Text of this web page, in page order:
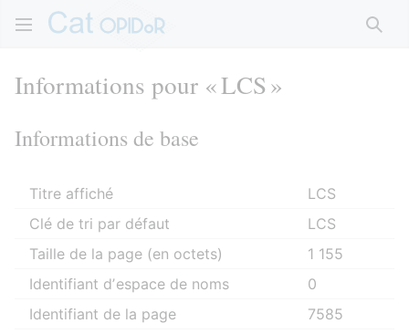
Informations pour « LCS »
Informations de base
Titre affiché
LCS
Clé de tri par défaut
LCS
Taille de la page (en octets)
1 155
Identifiant dʼespace de noms
0
Identifiant de la page
7585